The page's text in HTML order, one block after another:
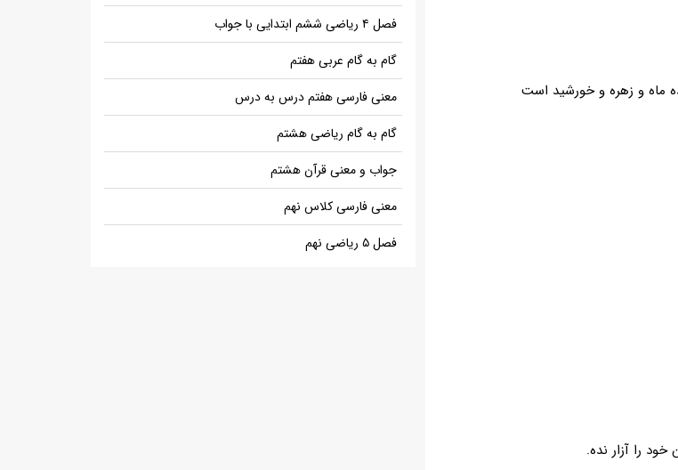
ماه و زهره و خورشید است
را آزار نده.
فصل ۴ ریاضی ششم ابتدایی با جواب
گام به گام عربی هفتم
معنی فارسی هفتم درس به درس
گام به گام ریاضی هشتم
جواب و معنی قرآن هشتم
معنی فارسی کلاس نهم
فصل ۵ ریاضی نهم